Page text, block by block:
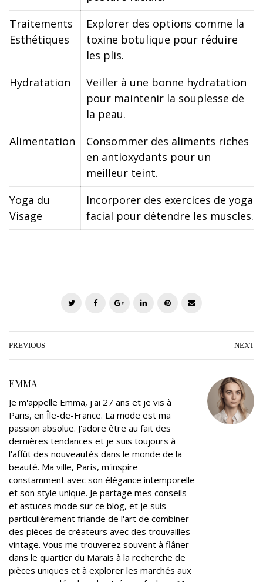
Traitements
Esthétiques
Explorer des options comme la
toxine botulique pour réduire
les plis.
Hydratation
Veiller à une bonne hydratation
pour maintenir la souplesse de
la peau.
Alimentation
Consommer des aliments riches
en antioxydants pour un
meilleur teint.
Yoga du
Visage
Incorporer des exercices de yoga
facial pour détendre les muscles.
i
t
c
b
k
o
l
n
e
n
n
e
a
l
PREVIOUS NEXT
EMMA
Je m'appelle Emma, j'ai 27 ans et je vis à
Paris, en Île-de-France. La mode est ma
passion absolue. J'adore être au fait des
dernières tendances et je suis toujours à
l'affût des nouveautés dans le monde de la
beauté. Ma ville, Paris, m'inspire
constamment avec son élégance intemporelle
et son style unique. Je partage mes conseils
et astuces mode sur ce blog, et je suis
particulièrement friande de l'art de combiner
des pièces de créateurs avec des trouvailles
vintage. Vous me trouverez souvent à flâner
dans le quartier du Marais à la recherche de
pièces uniques et à explorer les marchés aux